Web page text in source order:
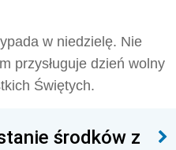
w niedzielę. Nie
przysługuje dzień wolny
Świętych.
środków z